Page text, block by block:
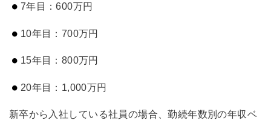
7年目：600万円
10年目：700万円
15年目：800万円
20年目：1,000万円
新卒から入社している社員の場合、勤続年数別の年収ベ